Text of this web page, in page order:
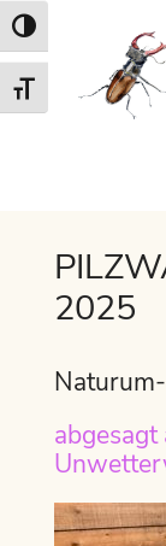
Zum
Inhalt
springen
Umschalten auf
Schrift vergrößern
2025